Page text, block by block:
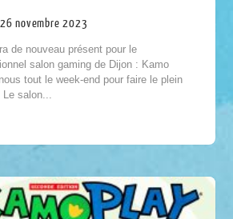
novembre 2023
de nouveau présent pour le
salon gaming de Dijon : Kamo
tout le week-end pour faire le plein
Le salon...